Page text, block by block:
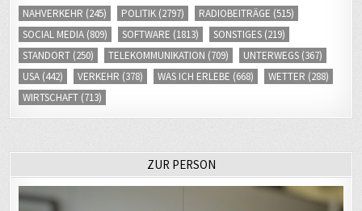
NAHVERKEHR (245) POLITIK (2797) RADIOBEITRÄGE (515)
SOCIAL MEDIA (809) SOFTWARE (1813) SONSTIGES (219)
STANDORT (250) TELEKOMMUNIKATION (709) UNTERWEGS (367)
USA (442) VERKEHR (378) WAS ICH ERLEBE (668) WETTER (288)
WIRTSCHAFT (713)
ZUR PERSON